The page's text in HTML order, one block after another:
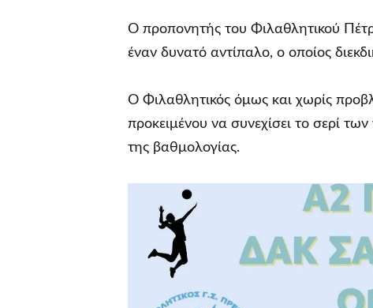
Ο προπονητής του Φιλαθλητικού
έναν δυνατό αντίπαλο, ο οποίος
Ο Φιλαθλητικός όμως και χωρίς
προκειμένου να συνεχίσει το σερί
της βαθμολογίας.